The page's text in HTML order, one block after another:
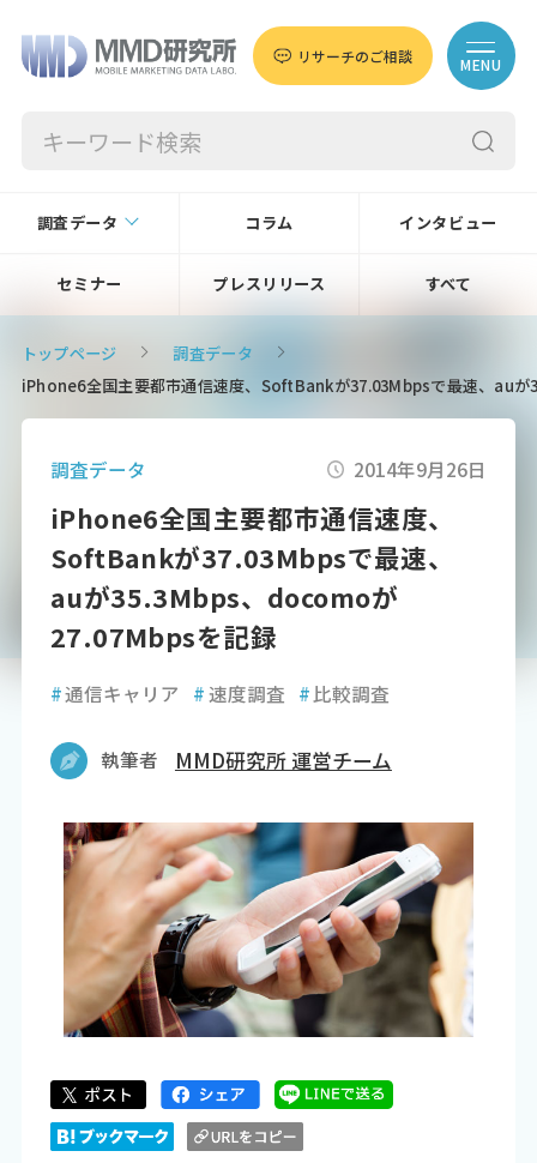
リサーチのご相談 MENU
調査データ コラム インタビュー
セミナー プレスリリース すべて
トップページ
調査データ
iPhone6全国主要都市通信速度、SoftBankが37.03Mbpsで最速、au
調査データ 2014年9月26日
iPhone6全国主要都市通信速度、
SoftBankが37.03Mbpsで最速、
auが35.3Mbps、docomoが
27.07Mbpsを記録
#通信キャリア #速度調査 # 比較調査
執筆者 MMD研究所 運営チーム